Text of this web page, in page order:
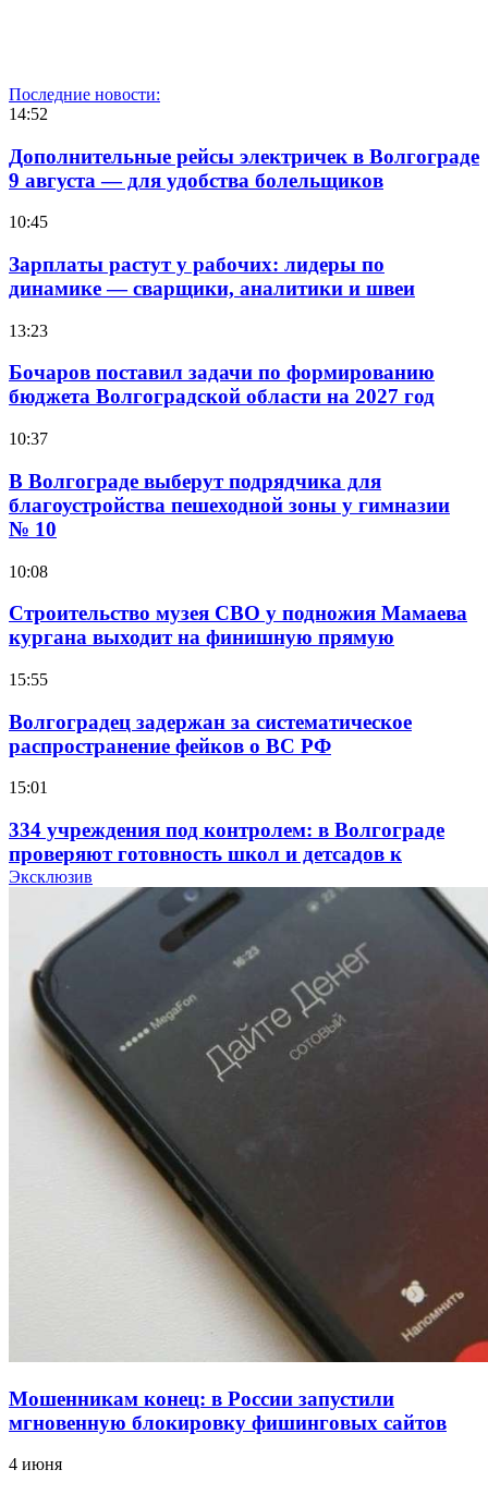
Последние новости:
14:52
Дополнительные рейсы электричек в Волгограде
9 августа — для удобства болельщиков
10:45
Зарплаты растут у рабочих: лидеры по
динамике — сварщики, аналитики и швеи
13:23
Бочаров поставил задачи по формированию
бюджета Волгоградской области на 2027 год
10:37
В Волгограде выберут подрядчика для
благоустройства пешеходной зоны у гимназии
№ 10
10:08
Строительство музея СВО у подножия Мамаева
кургана выходит на финишную прямую
15:55
Волгоградец задержан за систематическое
распространение фейков о ВС РФ
15:01
334 учреждения под контролем: в Волгограде
проверяют готовность школ и детсадов к
учебному году
Покушение на убийство в Волгограде: девушка
напала на незнакомую женщину с ножом
12:39
Сладкий праздник в Волгограде: в Центральном
парке прошёл фестиваль „Арбузный переполох“
Волгоградские компании нарастили экспорт:
заключены контракты на 3,6 млн долларов
Эксклюзив
Мошенникам конец: в России запустили
мгновенную блокировку фишинговых сайтов
4 июня